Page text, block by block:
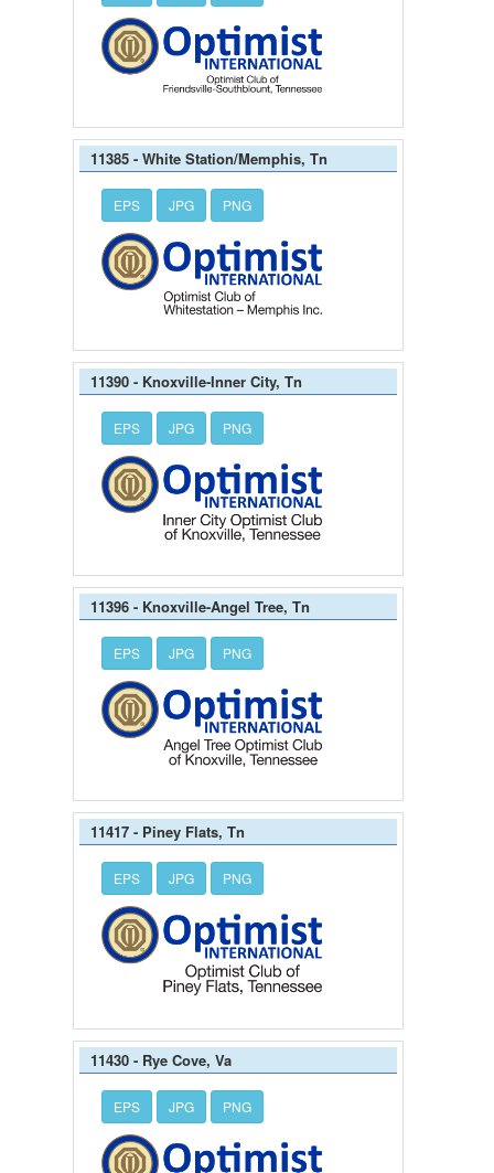
11385 - White Station/Memphis, Tn
EPS JPG PNG
11390 - Knoxville-Inner City, Tn
EPS JPG PNG
11396 - Knoxville-Angel Tree, Tn
EPS JPG PNG
11417 - Piney Flats, Tn
EPS JPG PNG
11430 - Rye Cove, Va
EPS JPG PNG